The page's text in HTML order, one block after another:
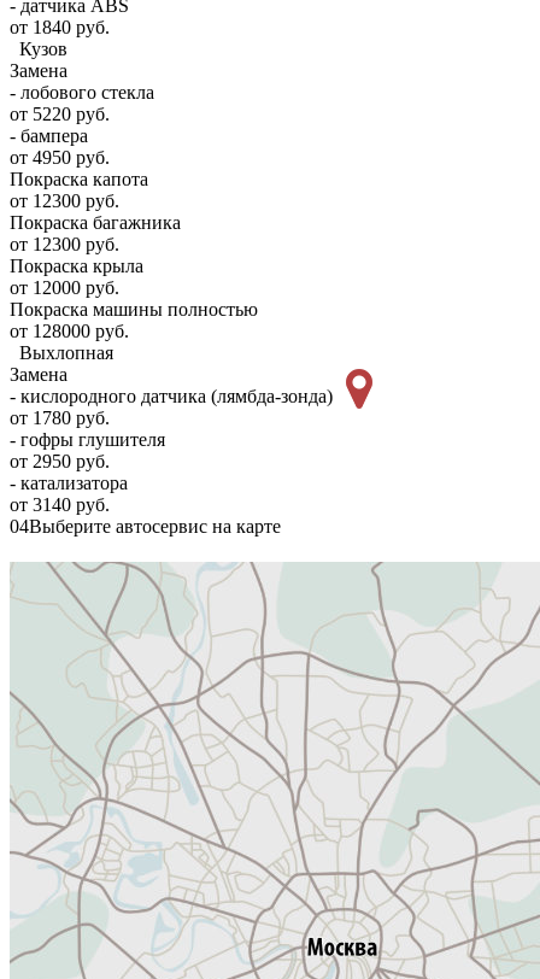
- датчика ABS
от 1840 руб.
Кузов
Замена
- лобового стекла
от 5220 руб.
- бампера
от 4950 руб.
Покраска капота
от 12300 руб.
Покраска багажника
от 12300 руб.
Покраска крыла
от 12000 руб.
Покраска машины полностью
от 128000 руб.
Выхлопная
Замена
- кислородного датчика (лямбда-зонда)
от 1780 руб.
- гофры глушителя
от 2950 руб.
- катализатора
от 3140 руб.
04Выберите автосервис на карте